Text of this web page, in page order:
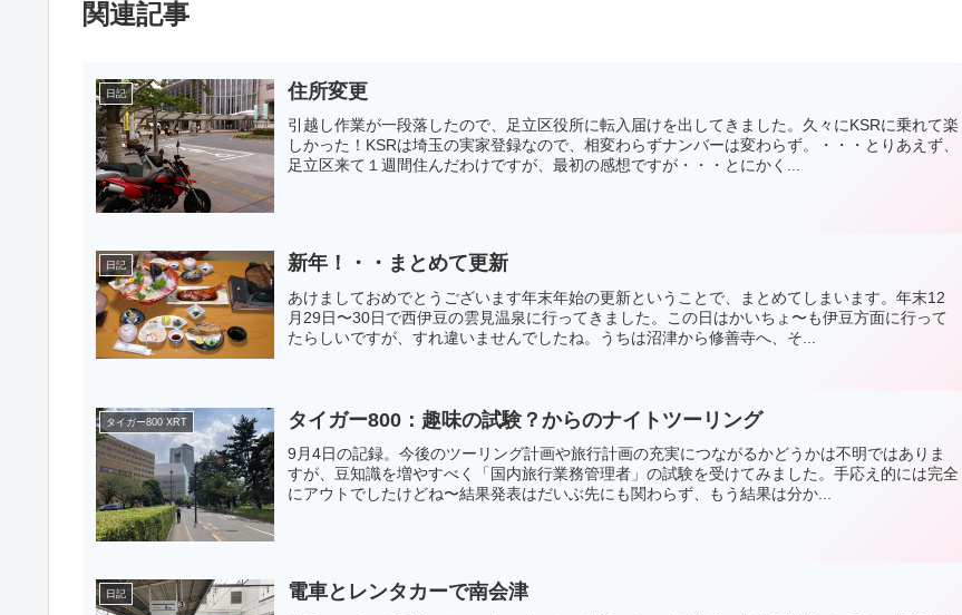
関連記事
日記 住所変更
引越し作業が一段落したので、足立区役所に転入届けを出してきました。久々にKSRに乗れて楽
しかった！KSRは埼玉の実家登録なので、相変わらずナンバーは変わらず。・・・とりあえず、
足立区来て１週間住んだわけですが、最初の感想ですが・・・とにかく...
日記 新年！・・まとめて更新
あけましておめでとうございます年末年始の更新ということで、まとめてしまいます。年末12
月29日〜30日で西伊豆の雲見温泉に行ってきました。この日はかいちょ〜も伊豆方面に行って
たらしいですが、すれ違いませんでしたね。うちは沼津から修善寺へ、そ...
タイガー800 XRT タイガー800：趣味の試験？からのナイトツーリング
9月4日の記録。今後のツーリング計画や旅行計画の充実につながるかどうかは不明ではありま
すが、豆知識を増やすべく「国内旅行業務管理者」の試験を受けてみました。手応え的には完全
にアウトでしたけどね〜結果発表はだいぶ先にも関わらず、もう結果は分か...
日記 電車とレンタカーで南会津